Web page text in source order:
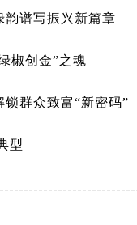
韵谱写振兴新篇章
椒创金”之魂
群众致富“新密码”
型